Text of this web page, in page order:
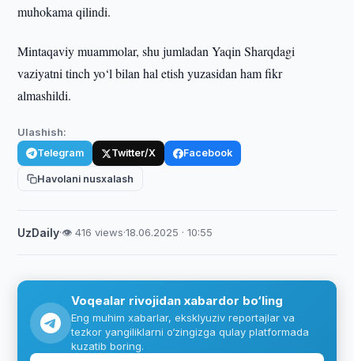
muhokama qilindi.
Mintaqaviy muammolar, shu jumladan Yaqin Sharqdagi
vaziyatni tinch yo‘l bilan hal etish yuzasidan ham fikr
almashildi.
Ulashish:
Telegram Twitter/X Facebook
Havolani nusxalash
UzDaily·👁 416 views·18.06.2025 · 10:55
Voqealar rivojidan xabardor bo‘ling
Eng muhim xabarlar, eksklyuziv reportajlar va
tezkor yangiliklarni o‘zingizga qulay platformada
kuzatib boring.